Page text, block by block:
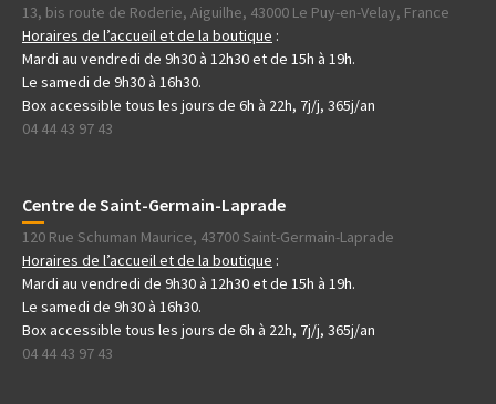
13, bis route de Roderie, Aiguilhe, 43000 Le Puy-en-Velay, France
Horaires de l’accueil et de la boutique :
Mardi au vendredi de 9h30 à 12h30 et de 15h à 19h.
Le samedi de 9h30 à 16h30.
Box accessible tous les jours de 6h à 22h, 7j/j, 365j/an
04 44 43 97 43
Centre de Saint-Germain-Laprade
120 Rue Schuman Maurice, 43700 Saint-Germain-Laprade
Horaires de l’accueil et de la boutique :
Mardi au vendredi de 9h30 à 12h30 et de 15h à 19h.
Le samedi de 9h30 à 16h30.
Box accessible tous les jours de 6h à 22h, 7j/j, 365j/an
04 44 43 97 43